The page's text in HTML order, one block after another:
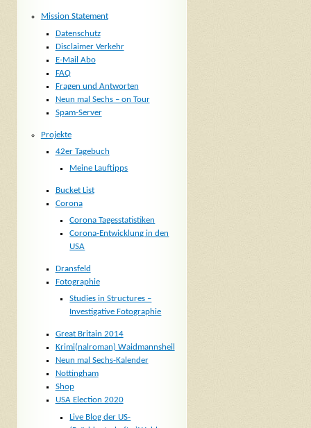
Mission Statement
Datenschutz
Disclaimer Verkehr
E-Mail Abo
FAQ
Fragen und Antworten
Neun mal Sechs – on Tour
Spam-Server
Projekte
42er Tagebuch
Meine Lauftipps
Bucket List
Corona
Corona Tagesstatistiken
Corona-Entwicklung in den
USA
Dransfeld
Fotographie
Studies in Structures –
Investigative Fotographie
Great Britain 2014
Krimi(nalroman) Waidmannsheil
Neun mal Sechs-Kalender
Nottingham
Shop
USA Election 2020
Live Blog der US-